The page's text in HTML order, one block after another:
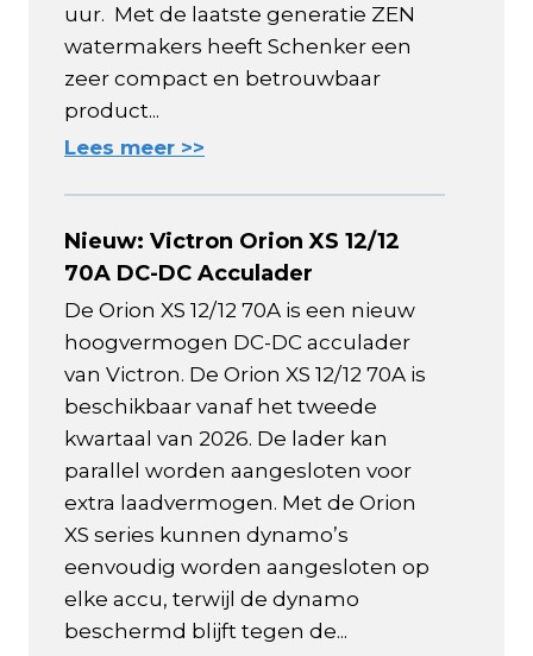
uur. Met de laatste generatie ZEN
watermakers heeft Schenker een
zeer compact en betrouwbaar
product...
Lees meer >>
Nieuw: Victron Orion XS 12/12
70A DC-DC Acculader
De Orion XS 12/12 70A is een nieuw
hoogvermogen DC-DC acculader
van Victron. De Orion XS 12/12 70A is
beschikbaar vanaf het tweede
kwartaal van 2026. De lader kan
parallel worden aangesloten voor
extra laadvermogen. Met de Orion
XS series kunnen dynamo’s
eenvoudig worden aangesloten op
elke accu, terwijl de dynamo
beschermd blijft tegen de...